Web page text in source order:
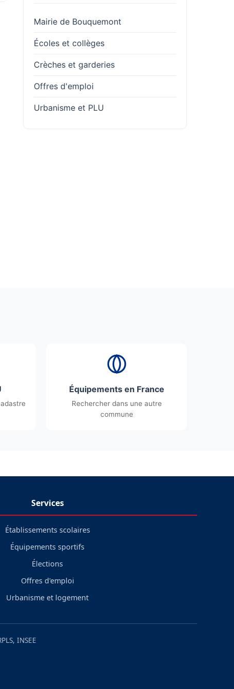
Mairie de Bouquemont
Écoles et collèges
Crèches et garderies
Offres d'emploi
Urbanisme et PLU
Équipements en France
Rechercher dans une autre
commune
Services
Établissements scolaires
Équipements sportifs
Élections
Offres d'emploi
Urbanisme et logement
INSEE